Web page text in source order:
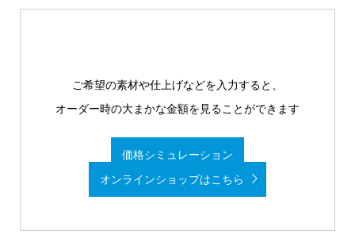
ご希望の素材や仕上げなどを入力すると、
オーダー時の大まかな金額を見ることができます
価格シミュレーション
オンラインショップはこちら